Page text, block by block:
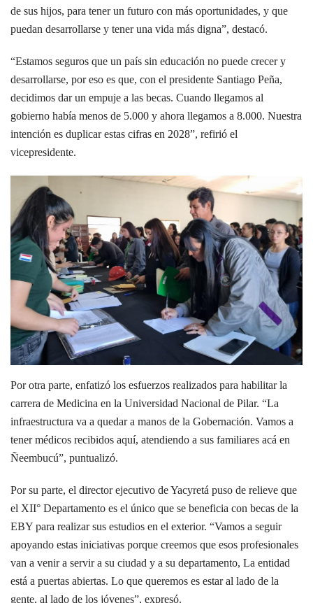
de sus hijos, para tener un futuro con más oportunidades, y que
puedan desarrollarse y tener una vida más digna”, destacó.
“Estamos seguros que un país sin educación no puede crecer y
desarrollarse, por eso es que, con el presidente Santiago Peña,
decidimos dar un empuje a las becas. Cuando llegamos al
gobierno había menos de 5.000 y ahora llegamos a 8.000. Nuestra
intención es duplicar estas cifras en 2028”, refirió el
vicepresidente.
Por otra parte, enfatizó los esfuerzos realizados para habilitar la
carrera de Medicina en la Universidad Nacional de Pilar. “La
infraestructura va a quedar a manos de la Gobernación. Vamos a
tener médicos recibidos aquí, atendiendo a sus familiares acá en
Ñeembucú”, puntualizó.
Por su parte, el director ejecutivo de Yacyretá puso de relieve que
el XII° Departamento es el único que se beneficia con becas de la
EBY para realizar sus estudios en el exterior. “Vamos a seguir
apoyando estas iniciativas porque creemos que esos profesionales
van a venir a servir a su ciudad y a su departamento, La entidad
está a puertas abiertas. Lo que queremos es estar al lado de la
gente, al lado de los jóvenes”, expresó.